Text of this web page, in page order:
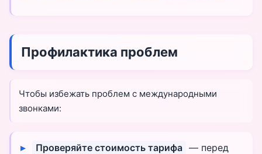
Профилактика проблем
Чтобы избежать проблем с международными
звонками:
Проверяйте стоимость тарифа — перед